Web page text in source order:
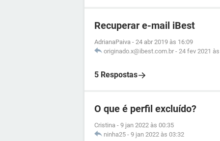
Recuperar e-mail iBest
AdrianaPaiva - 24 abr 2019 às 16:09
originado.x@ibest.com.br - 24 fev 2021
5 Respostas
O que é perfil excluído?
Cristina - 9 jan 2022 às 00:35
ninha25 - 9 jan 2022 às 03:32